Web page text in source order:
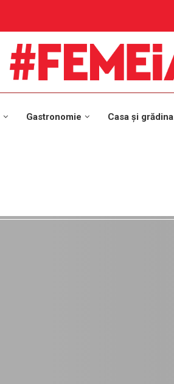
Gastronomie Casa și grădina